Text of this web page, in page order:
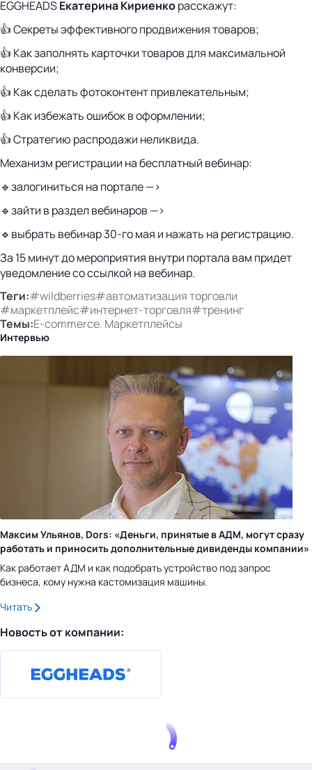
EGGHEADSЕкатерина Кириенкорасскажут:
👍 Секреты эффективного продвижения товаров;
👍 Как заполнять карточки товаров для максимальной
конверсии;
👍 Как сделать фотоконтент привлекательным;
👍 Как избежать ошибок в оформлении;
👍 Стратегию распродажи неликвида.
Механизм регистрации на бесплатный вебинар:
🔹залогиниться на портале —>
🔹зайти в раздел вебинаров —>
🔹выбрать вебинар 30-го мая и нажать на регистрацию.
За 15 минут до мероприятия внутри портала вам придет
уведомление со ссылкой на вебинар.
Теги:#wildberries#автоматизация торговли
#маркетплейс#интернет-торговля#тренинг
Темы:E-commerce. Маркетплейсы
Интервью
Максим Ульянов, Dors: «Деньги, принятые в АДМ, могут сразу
работать и приносить дополнительные дивиденды компании»
Как работает АДМ и как подобрать устройство под запрос
бизнеса, кому нужна кастомизация машины.
Читать
Новость от компании: